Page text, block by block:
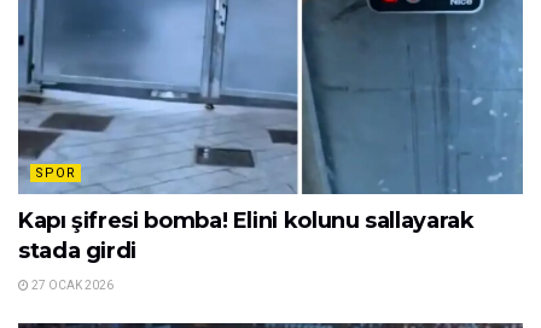
SPOR
Kapı şifresi bomba! Elini kolunu sallayarak
stada girdi
27 OCAK 2026